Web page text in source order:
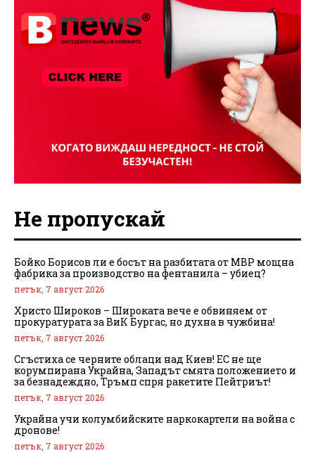
Не пропускай
Бойко Борисов ли е босът на разбитата от МВР мощна
фабрика за производство на фентанила – убиец?
петък, 7 август 2026
Христо Широков – Широката вече е обвиняем от
прокуратурата за ВиК Бургас, но духна в чужбина!
петък, 7 август 2026
Сгъстиха се черните облаци над Киев! ЕС не ще
корумпирана Украйна, Западът смята положението и
за безнадеждно, Тръмп спря ракетите Пейтриът!
петък, 7 август 2026
Украйна учи колумбийските наркокартели на война с
дронове!
петък, 7 август 2026